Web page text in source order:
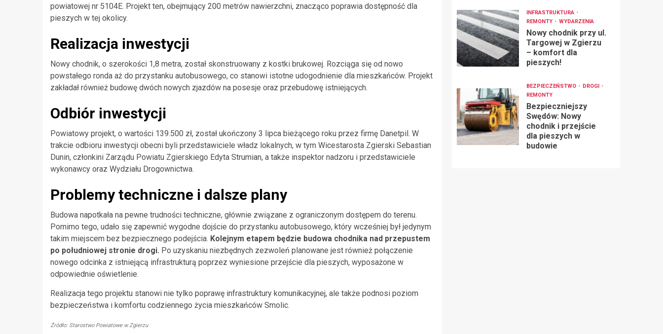
powiatowej nr 5104E. Projekt ten, obejmujący 200 metrów nawierzchni, znacząco poprawia dostępność dla
pieszych w tej okolicy.
Realizacja inwestycji
Nowy chodnik, o szerokości 1,8 metra, został skonstruowany z kostki brukowej. Rozciąga się od nowo
powstałego ronda aż do przystanku autobusowego, co stanowi istotne udogodnienie dla mieszkańców. Projekt
zakładał również budowę dwóch nowych zjazdów na posesje oraz przebudowę istniejących.
Odbiór inwestycji
Powiatowy projekt, o wartości 139.500 zł, został ukończony 3 lipca bieżącego roku przez firmę Danetpil. W
trakcie odbioru inwestycji obecni byli przedstawiciele władz lokalnych, w tym Wicestarosta Zgierski Sebastian
Dunin, członkini Zarządu Powiatu Zgierskiego Edyta Strumian, a także inspektor nadzoru i przedstawiciele
wykonawcy oraz Wydziału Drogownictwa.
Problemy techniczne i dalsze plany
Budowa napotkała na pewne trudności techniczne, głównie związane z ograniczonym dostępem do terenu.
Pomimo tego, udało się zapewnić wygodne dojście do przystanku autobusowego, który wcześniej był jedynym
takim miejscem bez bezpiecznego podejścia. Kolejnym etapem będzie budowa chodnika nad przepustem
po południowej stronie drogi. Po uzyskaniu niezbędnych zezwoleń planowane jest również połączenie
nowego odcinka z istniejącą infrastrukturą poprzez wyniesione przejście dla pieszych, wyposażone w
odpowiednie oświetlenie.
Realizacja tego projektu stanowi nie tylko poprawę infrastruktury komunikacyjnej, ale także podnosi poziom
bezpieczeństwa i komfortu codziennego życia mieszkańców Smolic.
Źródło: Starostwo Powiatowe w Zgierzu
INFRASTRUKTURA
REMONTY
WYDARZENIA
Nowy chodnik przy ul.
Targowej w Zgierzu
– komfort dla
pieszych!
BEZPIECZEŃSTWO
DROGI
REMONTY
Bezpieczniejszy
Swędów: Nowy
chodnik i przejście
dla pieszych w
budowie